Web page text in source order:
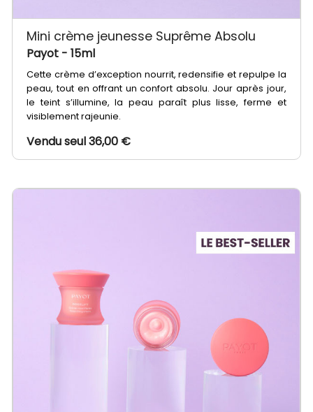
Mini crème jeunesse Suprême Absolu
Payot - 15ml
Cette crème d’exception nourrit, redensifie et repulpe la
peau, tout en offrant un confort absolu. Jour après jour,
le teint s’illumine, la peau paraît plus lisse, ferme et
visiblement rajeunie.
Vendu seul 36,00 €